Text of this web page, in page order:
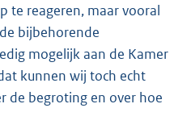
te reageren, maar vooral
bijbehorende
mogelijk aan de Kamer
kunnen wij toch echt
de begroting en over hoe